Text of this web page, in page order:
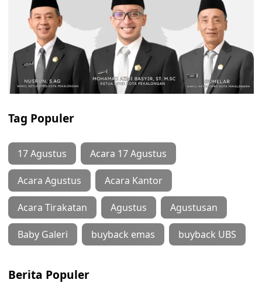
Tag Populer
17 Agustus Acara 17 Agustus
Acara Agustus Acara Kantor
Acara Tirakatan Agustus Agustusan
Baby Galeri buyback emas buyback UBS
Berita Populer